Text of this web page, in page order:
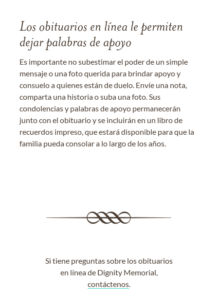
Los obituarios en línea le permiten
dejar palabras de apoyo
Es importante no subestimar el poder de un simple
mensaje o una foto querida para brindar apoyo y
consuelo a quienes están de duelo. Envíe una nota,
comparta una historia o suba una foto. Sus
condolencias y palabras de apoyo permanecerán
junto con el obituario y se incluirán en un libro de
recuerdos impreso, que estará disponible para que la
familia pueda consolar a lo largo de los años.
Si tiene preguntas sobre los obituarios
en línea de Dignity Memorial,
contáctenos.